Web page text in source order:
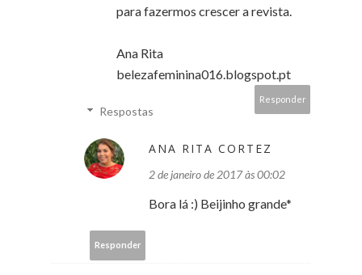
para fazermos crescer a revista.
Ana Rita
belezafeminina016.blogspot.pt
Responder
Respostas
ANA RITA CORTEZ
2 de janeiro de 2017 às 00:02
Bora lá :) Beijinho grande*
Responder